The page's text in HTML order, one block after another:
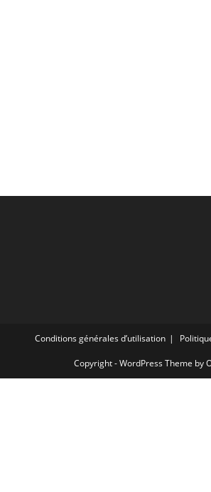
Conditions générales d’utilisation
Copyright - WordPress Theme by